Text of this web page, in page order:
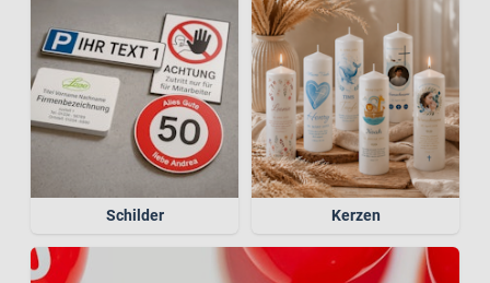
Schilder Kerzen